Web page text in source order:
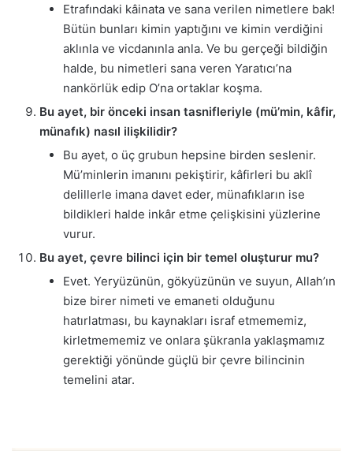
Etrafındaki kâinata ve sana verilen nimetlere bak!
Bütün bunları kimin yaptığını ve kimin verdiğini
aklınla ve vicdanınla anla. Ve bu gerçeği bildiğin
halde, bu nimetleri sana veren Yaratıcı’na
nankörlük edip O’na ortaklar koşma.
Bu ayet, bir önceki insan tasnifleriyle (mü’min, kâfir,
münafık) nasıl ilişkilidir?
Bu ayet, o üç grubun hepsine birden seslenir.
Mü’minlerin imanını pekiştirir, kâfirleri bu aklî
delillerle imana davet eder, münafıkların ise
bildikleri halde inkâr etme çelişkisini yüzlerine
vurur.
Bu ayet, çevre bilinci için bir temel oluşturur mu?
Evet. Yeryüzünün, gökyüzünün ve suyun, Allah’ın
bize birer nimeti ve emaneti olduğunu
hatırlatması, bu kaynakları israf etmememiz,
kirletmememiz ve onlara şükranla yaklaşmamız
gerektiği yönünde güçlü bir çevre bilincinin
temelini atar.